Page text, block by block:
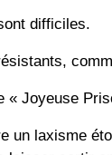
difficiles.
« Joyeuse
un laxisme